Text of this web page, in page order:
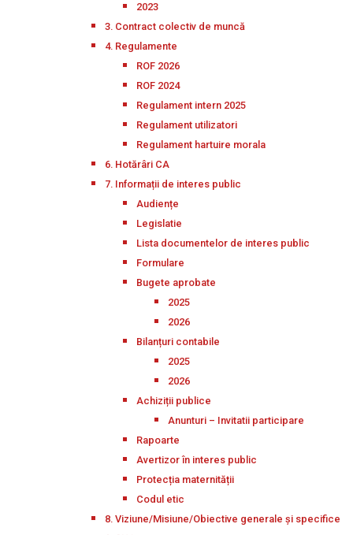
2023
3. Contract colectiv de muncă
4. Regulamente
ROF 2026
ROF 2024
Regulament intern 2025
Regulament utilizatori
Regulament hartuire morala
6. Hotărâri CA
7. Informații de interes public
Audiențe
Legislatie
Lista documentelor de interes public
Formulare
Bugete aprobate
2025
2026
Bilanțuri contabile
2025
2026
Achiziții publice
Anunturi – Invitatii participare
Rapoarte
Avertizor în interes public
Protecția maternității
Codul etic
8. Viziune/Misiune/Obiective generale și specifice